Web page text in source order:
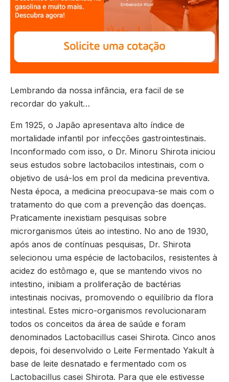
Lembrando da nossa infância, era facil de se
recordar do yakult…
Em 1925, o Japão apresentava alto índice de
mortalidade infantil por infecções gastrointestinais.
Inconformado com isso, o Dr. Minoru Shirota iniciou
seus estudos sobre lactobacilos intestinais, com o
objetivo de usá-los em prol da medicina preventiva.
Nesta época, a medicina preocupava-se mais com o
tratamento do que com a prevenção das doenças.
Praticamente inexistiam pesquisas sobre
microrganismos úteis ao intestino. No ano de 1930,
após anos de contínuas pesquisas, Dr. Shirota
selecionou uma espécie de lactobacilos, resistentes à
acidez do estômago e, que se mantendo vivos no
intestino, inibiam a proliferação de bactérias
intestinais nocivas, promovendo o equilíbrio da flora
intestinal. Estes micro-organismos revolucionaram
todos os conceitos da área de saúde e foram
denominados Lactobacillus casei Shirota. Cinco anos
depois, foi desenvolvido o Leite Fermentado Yakult à
base de leite desnatado e fermentado com os
Lactobacillus casei Shirota. Para que ele estivesse